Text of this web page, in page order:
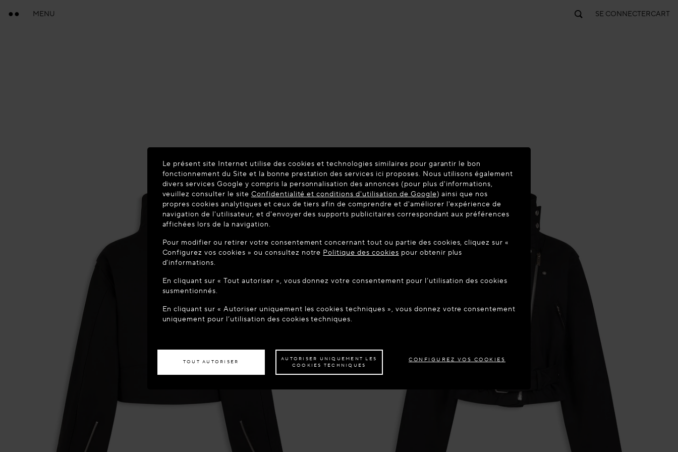
MENU SE CONNECTERCART
BIENVENUE SUR MAISON-ALAIA.COM
Vous semblez être dans le pays suivant : United States. Souhaitez-vous mettre à jour
votre localisation ?
ACCÉDER AU SITE : UNITED STATES RESTER SUR LE SITE : FRANCE
Si vous souhaitez être livré dans un autre pays,veuillez sélectionner votre destination.
Le présent site Internet utilise des cookies et technologies similaires pour garantir le bon
fonctionnement du Site et la bonne prestation des services ici proposes. Nous utilisons également
divers services Google y compris la personnalisation des annonces (pour plus d'informations,
veuillez consulter le site Confidentialité et conditions d'utilisation de Google) ainsi que nos
propres cookies analytiques et ceux de tiers afin de comprendre et d'améliorer l'expérience de
navigation de l'utilisateur, et d'envoyer des supports publicitaires correspondant aux préférences
affichées lors de la navigation.
Pour modifier ou retirer votre consentement concernant tout ou partie des cookies, cliquez sur «
Configurez vos cookies » ou consultez notre Politique des cookies pour obtenir plus
d’informations.
En cliquant sur « Tout autoriser », vous donnez votre consentement pour l’utilisation des cookies
susmentionnés.
En cliquant sur « Autoriser uniquement les cookies techniques », vous donnez votre consentement
uniquement pour l’utilisation des cookies techniques.
TOUT AUTORISER
AUTORISER UNIQUEMENT LES
COOKIES TECHNIQUES
CONFIGUREZ VOS COOKIES